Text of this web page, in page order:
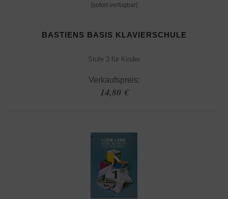
[sofort verfügbar]
BASTIENS BASIS KLAVIERSCHULE
Stufe 3 für Kinder
Verkaufspreis:
14,80 €